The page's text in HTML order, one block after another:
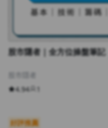
股市隱者｜全方位操盤筆記
股市隱者
4.94
1
好評推薦